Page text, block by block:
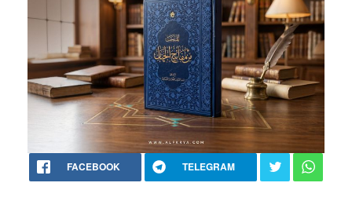
FACEBOOK TELEGRAM